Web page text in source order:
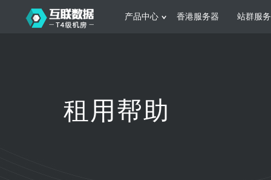
产品中心
日本服务器 新加坡服务器
香港服务器 站群服
根据不同规模的网站提供可定制化的架
构和 一站式协助租用帮助